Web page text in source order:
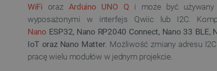
WiFi oraz Arduino UNO Q i może być używany
wyposażonymi w interfejs Qwiic lub I2C.
Nano ESP32, Nano RP2040 Connect, Nano 33 BLE,
IoT oraz Nano Matter. Możliwość zmiany adresu
pracę wielu modułów w jednym projekcie.
PHPSESSID